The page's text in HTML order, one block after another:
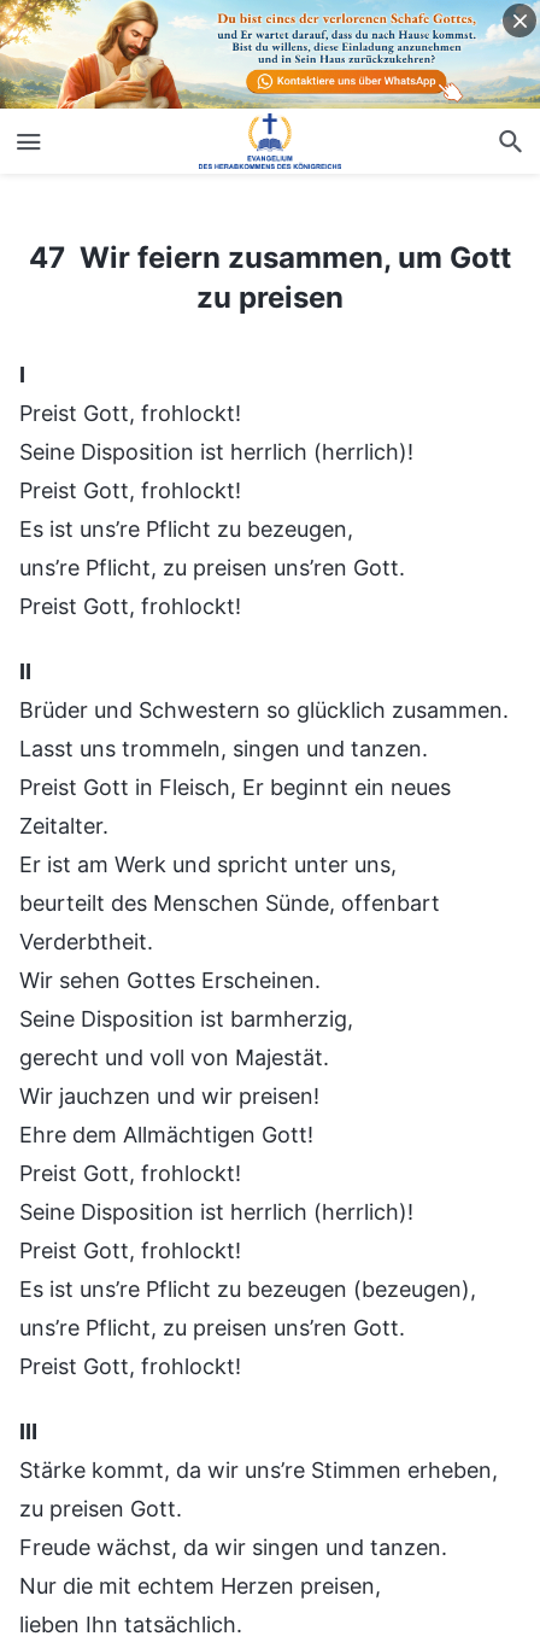
47 Wir feiern zusammen, um Gott zu preisen
47 Wir feiern zusammen, um Gott
zu preisen
Ⅰ
Preist Gott, frohlockt!
Seine Disposition ist herrlich (herrlich)!
Preist Gott, frohlockt!
Es ist uns’re Pflicht zu bezeugen,
uns’re Pflicht, zu preisen uns’ren Gott.
Preist Gott, frohlockt!
Ⅱ
Brüder und Schwestern so glücklich zusammen.
Lasst uns trommeln, singen und tanzen.
Preist Gott in Fleisch, Er beginnt ein neues
Zeitalter.
Er ist am Werk und spricht unter uns,
beurteilt des Menschen Sünde, offenbart
Verderbtheit.
Wir sehen Gottes Erscheinen.
Seine Disposition ist barmherzig,
gerecht und voll von Majestät.
Wir jauchzen und wir preisen!
Ehre dem Allmächtigen Gott!
Preist Gott, frohlockt!
Seine Disposition ist herrlich (herrlich)!
Preist Gott, frohlockt!
Es ist uns’re Pflicht zu bezeugen (bezeugen),
uns’re Pflicht, zu preisen uns’ren Gott.
Preist Gott, frohlockt!
Ⅲ
Stärke kommt, da wir uns’re Stimmen erheben,
zu preisen Gott.
Freude wächst, da wir singen und tanzen.
Nur die mit echtem Herzen preisen,
lieben Ihn tatsächlich.